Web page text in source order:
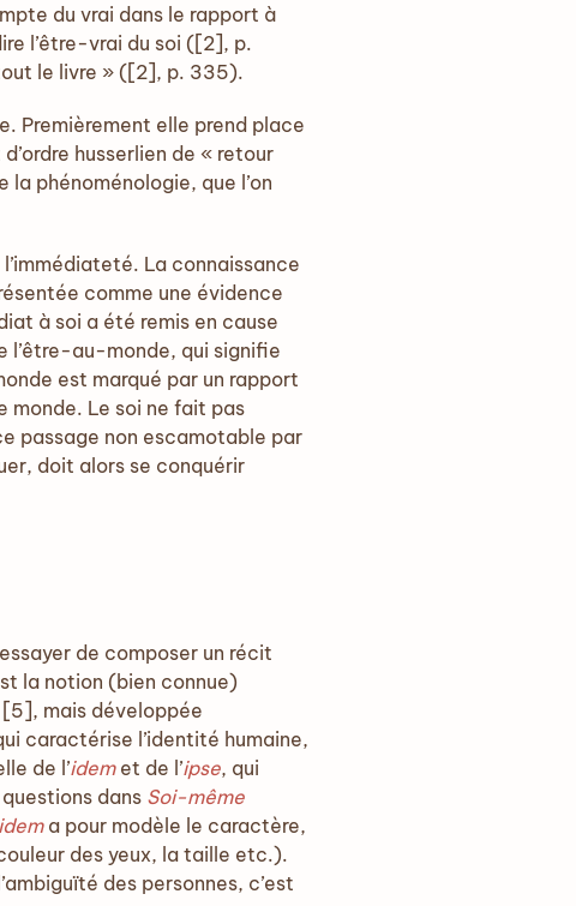
du vrai dans le rapport à
l’être-vrai du soi ([2], p.
le livre » ([2], p. 335).
Premièrement elle prend place
husserlien de « retour
phénoménologie, que l’on
La connaissance
comme une évidence
à soi a été remis en cause
l’être-au-monde, qui signifie
est marqué par un rapport
Le soi ne fait pas
passage non escamotable par
doit alors se conquérir
de composer un récit
la notion (bien connue)
mais développée
caractérise l’identité humaine,
de l’idemet de l’ipse, qui
dans Soi-même
idema pour modèle le caractère,
des yeux, la taille etc.).
des personnes, c’est